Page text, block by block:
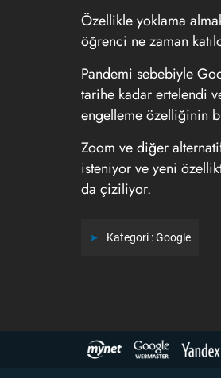
Özellikle yoklama
öğrenci ne zaman
Pandemi sebebiyle
tarihe kadar ertelendi
engelleme özelliğinin
Zoom ve diğer
isteniyor ve yeni
da çiziliyor.
Kategori :Google